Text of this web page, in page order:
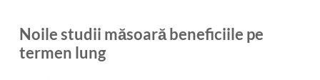
Noile studii măsoară beneficiile pe
termen lung